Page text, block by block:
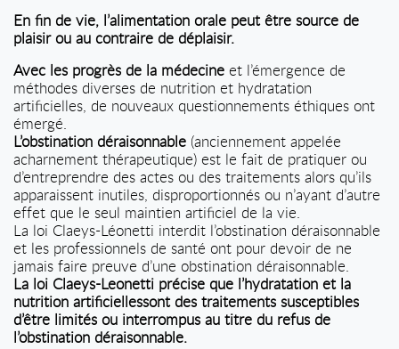
En fin de vie, l’alimentation orale peut être source de
plaisir ou au contraire de déplaisir.
Avec les progrès de la médecine et l’émergence de
méthodes diverses de nutrition et hydratation
artificielles, de nouveaux questionnements éthiques ont
émergé.
L’obstination déraisonnable (anciennement appelée
acharnement thérapeutique) est le fait de pratiquer ou
d’entreprendre des actes ou des traitements alors qu’ils
apparaissent inutiles, disproportionnés ou n’ayant d’autre
effet que le seul maintien artificiel de la vie.
La loi Claeys-Léonetti interdit l’obstination déraisonnable
et les professionnels de santé ont pour devoir de ne
jamais faire preuve d’une obstination déraisonnable.
La loi Claeys-Leonetti précise que l’hydratation et la
nutrition artificiellessont des traitements susceptibles
d’être limités ou interrompus au titre du refus de
l’obstination déraisonnable.